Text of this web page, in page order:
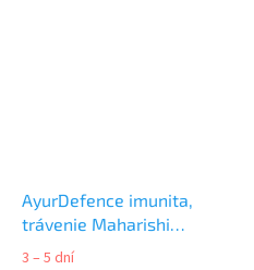
AyurDefence imunita,
trávenie Maharishi
Ayurveda 30ks
3 – 5 dní